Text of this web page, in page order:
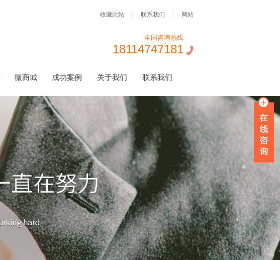
收藏此站 联系我们 网站
全国咨询热线
18114747181
微商城 成功案例 关于我们 联系我们